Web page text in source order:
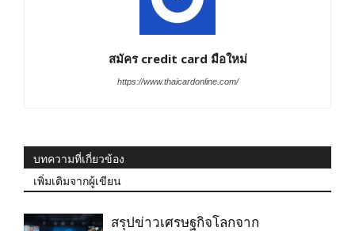
สมัคร credit card มือใหม่
https://www.thaicardonline.com/
บทความที่เกี่ยวข้อง
เพิ่มเติมจากผู้เขียน
สรุปข่าวเศรษฐกิจโลกจาก